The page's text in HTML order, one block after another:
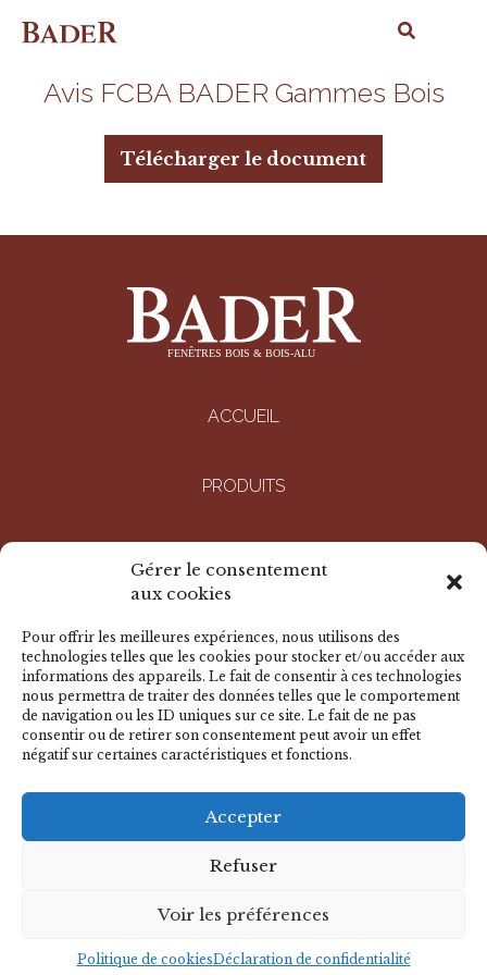
Gérer le consentement
aux cookies
Pour offrir les meilleures expériences, nous utilisons des
technologies telles que les cookies pour stocker et/ou accéder aux
informations des appareils. Le fait de consentir à ces technologies
nous permettra de traiter des données telles que le comportement
de navigation ou les ID uniques sur ce site. Le fait de ne pas
consentir ou de retirer son consentement peut avoir un effet
négatif sur certaines caractéristiques et fonctions.
Accepter
Refuser
Voir les préférences
Politique de cookiesDéclaration de confidentialité
Avis FCBA BADER Gammes Bois
Télécharger le document
ACCUEIL
PRODUITS
DOCUMENTS
NOUS CONTACTER
© 2026 BADER - Tous droits réservés
Déclaration de confidentialité
CACTUSAgence conseil en communication